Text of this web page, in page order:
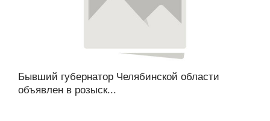
Бывший губернатор Челябинской области
объявлен в розыск...